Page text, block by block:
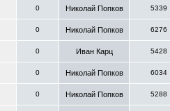
0 Николай Попков 5339
0 Николай Попков 6276
0 Иван Карц 5428
0 Николай Попков 6034
0 Николай Попков 5288